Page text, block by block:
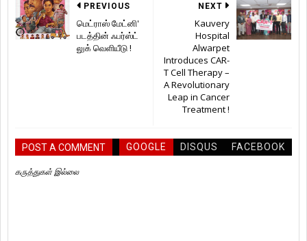
NEXT
Kauvery
Hospital
Alwarpet
Introduces CAR-
T Cell Therapy –
A Revolutionary
Leap in Cancer
Treatment !
PREVIOUS
மெட்ராஸ் மேட்னி'
படத்தின் ஃபர்ஸ்ட்
லுக் வெளியீடு !
POST A COMMENT GOOGLE DISQUS FACEBOOK
கருத்துகள் இல்லை